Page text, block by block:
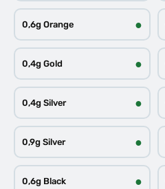
0,6g Orange ●
0,4g Gold ●
0,4g Silver ●
0,9g Silver ●
0,6g Black ●